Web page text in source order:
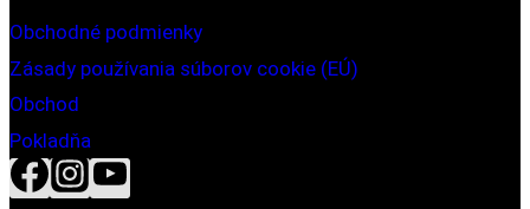
Obchodné podmienky
Zásady používania súborov cookie (EÚ)
Obchod
Pokladňa